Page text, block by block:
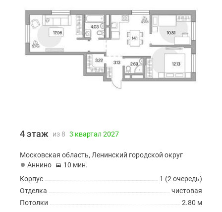
4 этаж из 8 3 квартал 2027
Московская область, Ленинский городской округ
Аннино
10 мин.
1 (2 очередь)
Корпус
чистовая
Отделка
2.80 м
Потолки